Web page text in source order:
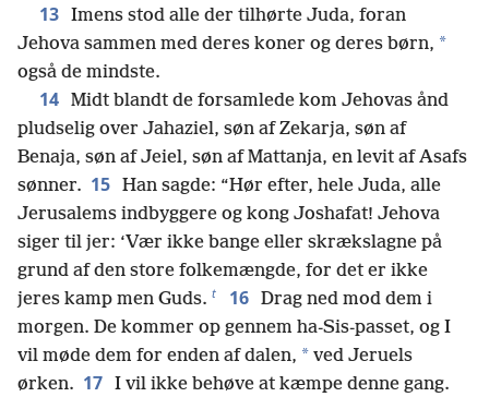
13 Imens stod alle der tilhørte Juda, foran
Jehova sammen med deres koner og deres børn, *
også de mindste.
14 Midt blandt de forsamlede kom Jehovas ånd
pludselig over Jahaziel, søn af Zekarja, søn af
Benaja, søn af Jeiel, søn af Mattanja, en levit af Asafs
sønner. 15 Han sagde: “Hør efter, hele Juda, alle
Jerusalems indbyggere og kong Joshafat! Jehova
siger til jer: ‘Vær ikke bange eller skrækslagne på
grund af den store folkemængde, for det er ikke
jeres kamp men Guds. t 16 Drag ned mod dem i
morgen. De kommer op gennem ha-Sis-passet, og I
vil møde dem for enden af dalen, * ved Jeruels
ørken. 17 I vil ikke behøve at kæmpe denne gang.